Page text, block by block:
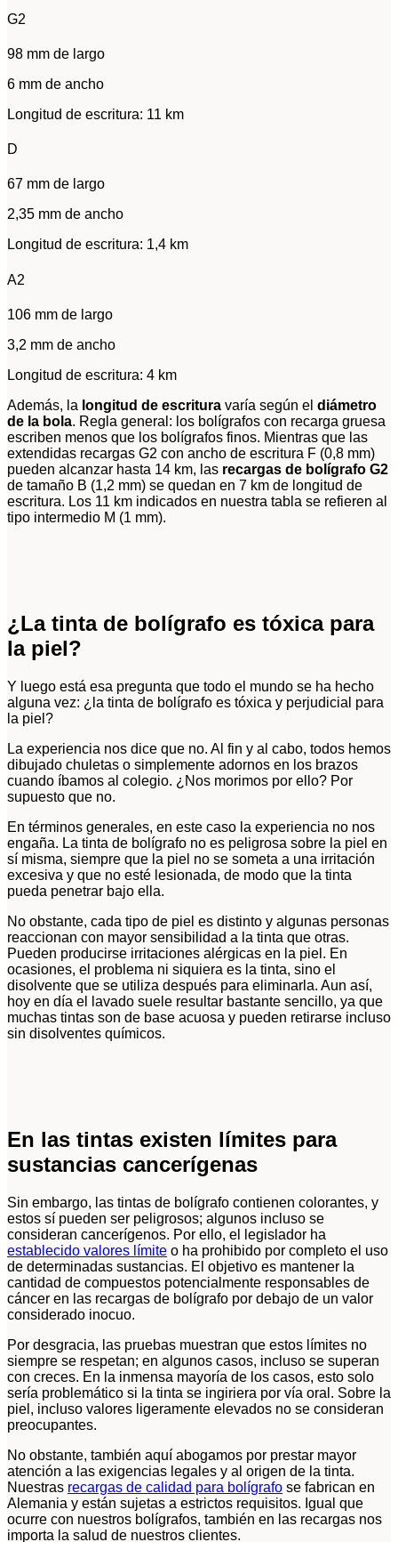
G2
98 mm de largo
6 mm de ancho
Longitud de escritura: 11 km
D
67 mm de largo
2,35 mm de ancho
Longitud de escritura: 1,4 km
A2
106 mm de largo
3,2 mm de ancho
Longitud de escritura: 4 km
Además, la longitud de escritura varía según el diámetro
de la bola. Regla general: los bolígrafos con recarga gruesa
escriben menos que los bolígrafos finos. Mientras que las
extendidas recargas G2 con ancho de escritura F (0,8 mm)
pueden alcanzar hasta 14 km, las recargas de bolígrafo G2
de tamaño B (1,2 mm) se quedan en 7 km de longitud de
escritura. Los 11 km indicados en nuestra tabla se refieren al
tipo intermedio M (1 mm).
¿La tinta de bolígrafo es tóxica para
la piel?
Y luego está esa pregunta que todo el mundo se ha hecho
alguna vez: ¿la tinta de bolígrafo es tóxica y perjudicial para
la piel?
La experiencia nos dice que no. Al fin y al cabo, todos hemos
dibujado chuletas o simplemente adornos en los brazos
cuando íbamos al colegio. ¿Nos morimos por ello? Por
supuesto que no.
En términos generales, en este caso la experiencia no nos
engaña. La tinta de bolígrafo no es peligrosa sobre la piel en
sí misma, siempre que la piel no se someta a una irritación
excesiva y que no esté lesionada, de modo que la tinta
pueda penetrar bajo ella.
No obstante, cada tipo de piel es distinto y algunas personas
reaccionan con mayor sensibilidad a la tinta que otras.
Pueden producirse irritaciones alérgicas en la piel. En
ocasiones, el problema ni siquiera es la tinta, sino el
disolvente que se utiliza después para eliminarla. Aun así,
hoy en día el lavado suele resultar bastante sencillo, ya que
muchas tintas son de base acuosa y pueden retirarse incluso
sin disolventes químicos.
En las tintas existen límites para
sustancias cancerígenas
Sin embargo, las tintas de bolígrafo contienen colorantes, y
estos sí pueden ser peligrosos; algunos incluso se
consideran cancerígenos. Por ello, el legislador ha
establecido valores límite o ha prohibido por completo el uso
de determinadas sustancias. El objetivo es mantener la
cantidad de compuestos potencialmente responsables de
cáncer en las recargas de bolígrafo por debajo de un valor
considerado inocuo.
Por desgracia, las pruebas muestran que estos límites no
siempre se respetan; en algunos casos, incluso se superan
con creces. En la inmensa mayoría de los casos, esto solo
sería problemático si la tinta se ingiriera por vía oral. Sobre la
piel, incluso valores ligeramente elevados no se consideran
preocupantes.
No obstante, también aquí abogamos por prestar mayor
atención a las exigencias legales y al origen de la tinta.
Nuestras recargas de calidad para bolígrafo se fabrican en
Alemania y están sujetas a estrictos requisitos. Igual que
ocurre con nuestros bolígrafos, también en las recargas nos
importa la salud de nuestros clientes.